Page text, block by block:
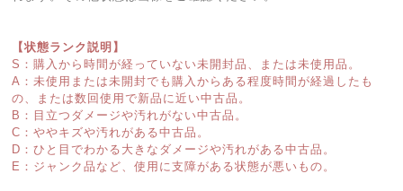
【状態ランク説明】
S：購入から時間が経っていない未開封品、または未使用品。
A：未使用または未開封でも購入からある程度時間が経過したも
の、または数回使用で新品に近い中古品。
B：目立つダメージや汚れがない中古品。
C：ややキズや汚れがある中古品。
D：ひと目でわかる大きなダメージや汚れがある中古品。
E：ジャンク品など、使用に支障がある状態が悪いもの。